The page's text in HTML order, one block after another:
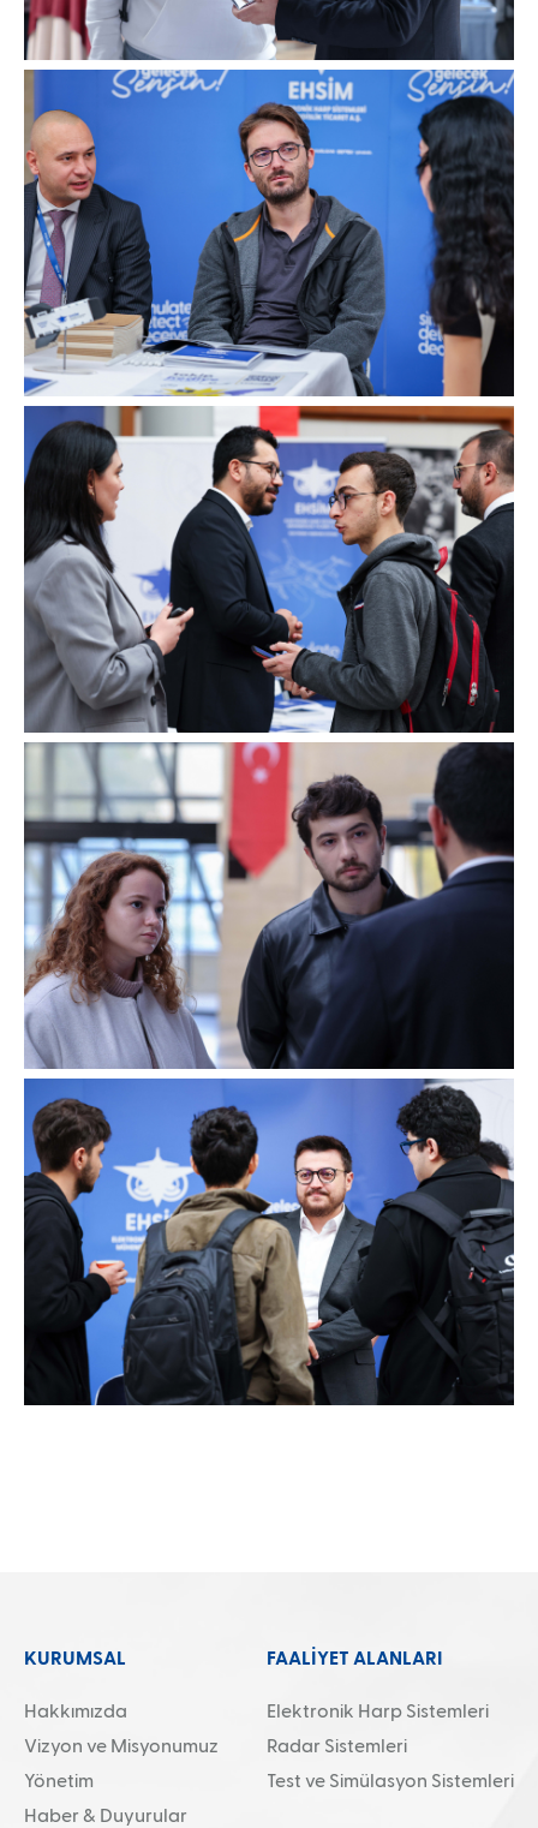
KURUMSAL
Hakkımızda
Vizyon ve Misyonumuz
Yönetim
Haber & Duyurular
FAALİYET ALANLARI
Elektronik Harp Sistemleri
Radar Sistemleri
Test ve Simülasyon Sistemleri